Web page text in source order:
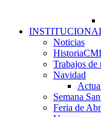
Noticias
Trabajos de
Navidad
Semana
Feria de